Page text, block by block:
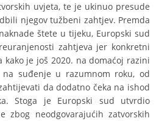
uvjeta, te je ukinuo presude
njegov tužbeni zahtjev. Premda
štete u tijeku, Europski sud
zahtjeva jer konkretni
kako je još 2020. na domaćoj razini
suđenje u razumnom roku, od
da dodatno čeka na ishod
Stoga je Europski sud utvrdio
zbog neodgovarajućih zatvorskih